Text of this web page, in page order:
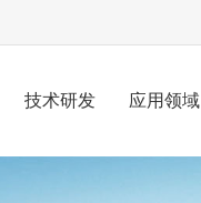
技术研发 应用领域